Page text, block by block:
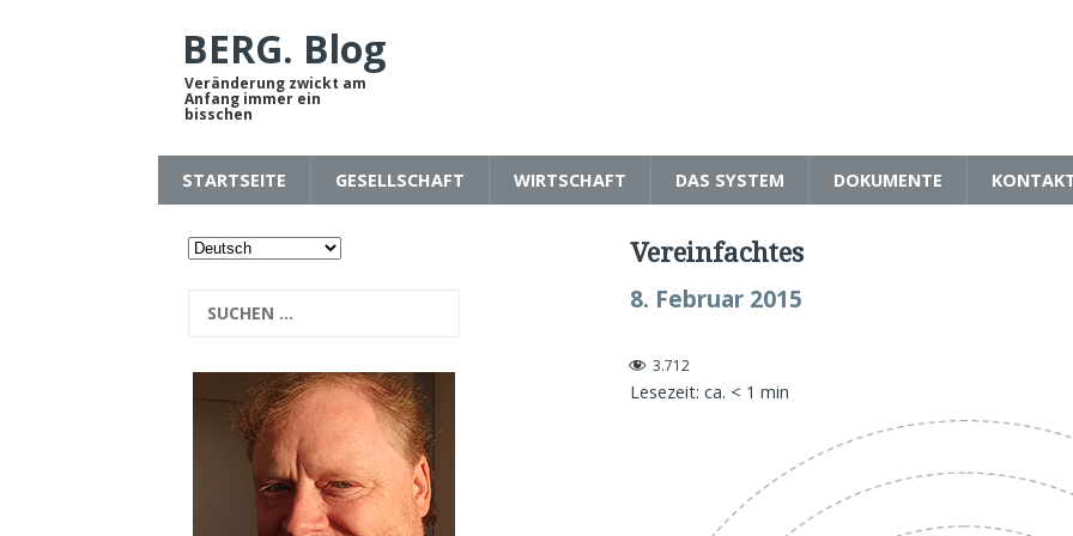
BERG. Blog
Veränderung zwickt am
Anfang immer ein
bisschen
STARTSEITE GESELLSCHAFT WIRTSCHAFT DAS SYSTEM DOKUMENTE
Vereinfachtes
8. Februar 2015
3.712
Lesezeit: ca. < 1 min